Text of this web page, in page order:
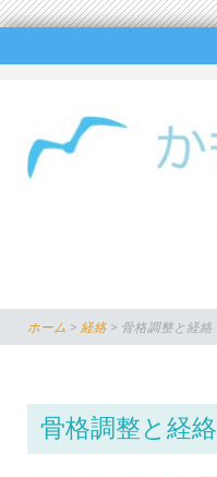
TO
CONTENT
ホーム > 経絡 > 骨格調整と経絡
骨格調整と経絡